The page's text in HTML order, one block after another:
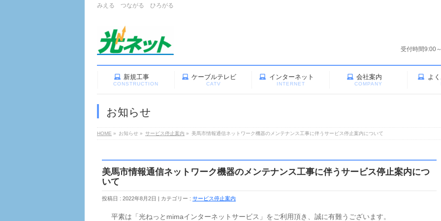
みえる つながる ひろがる
受付時間9:00
新規工事
CONSTRUCTION
ケーブルテレビ
CATV
インターネット
INTERNET
会社案内
COMPANY
よ
お知らせ
HOME » お知らせ » サービス停止案内 » 美馬市情報通信ネットワーク機器のメンテナンス工事に伴うサービス停止案内について
美馬市情報通信ネットワーク機器のメンテナンス工事に伴うサービス停止案内につ
いて
投稿日 : 2022年8月2日 カテゴリー : サービス停止案内
平素は「光ねっとmimaインターネットサービス」をご利用頂き、誠に有難うございます。